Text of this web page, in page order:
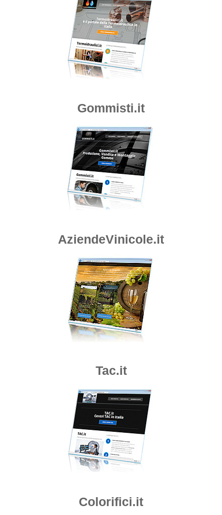
Gommisti.it
AziendeVinicole.it
Tac.it
Colorifici.it